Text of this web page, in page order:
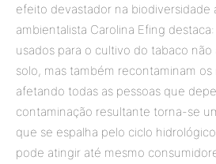
efeito devastador na biodiversidade
ambientalista Carolina Efing
usados para o cultivo do tabaco
solo, mas também recontaminam
afetando todas as pessoas que
contaminação resultante torna-se
que se espalha pelo ciclo
pode atingir até mesmo